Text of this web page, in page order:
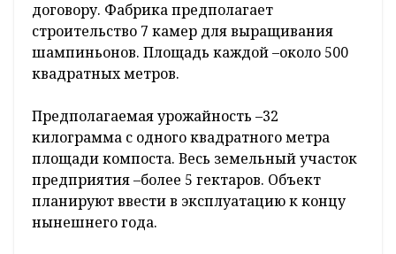
договору. Фабрика предполагает
строительство 7 камер для выращивания
шампиньонов. Площадь каждой –около 500
квадратных метров.
Предполагаемая урожайность –32
килограмма с одного квадратного метра
площади компоста. Весь земельный участок
предприятия –более 5 гектаров. Объект
планируют ввести в эксплуатацию к концу
нынешнего года.